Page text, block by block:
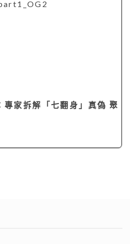
專家拆解「七翻身」真偽 聚